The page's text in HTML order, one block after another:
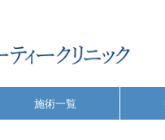
施術一覧